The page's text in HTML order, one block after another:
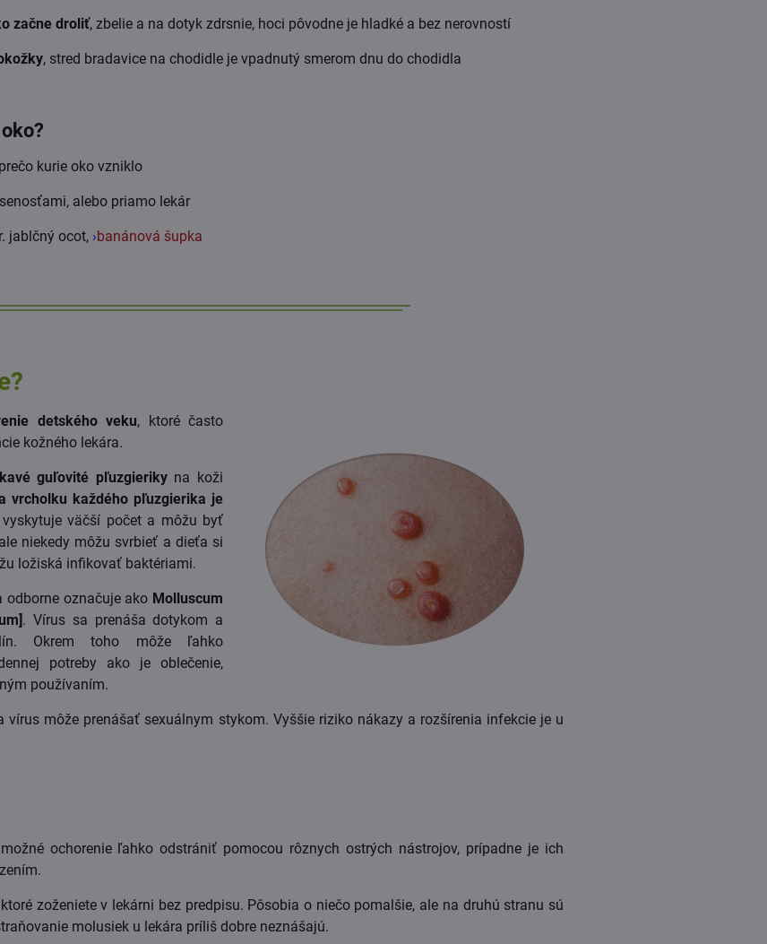
začne droliť, zbelie a na dotyk zdrsnie, hoci pôvodne je hladké a bez nerovností
, stred bradavice na chodidle je vpadnutý smerom dnu do chodidla
kurie oko vzniklo
alebo priamo lekár
jablčný ocot, ›banánová šupka
detského veku, ktoré často
kožného lekára.
guľovité pľuzgierikyna koži
vrcholku každého pľuzgierika je
väčší počet a môžu byť
niekedy môžu svrbieť a dieťa si
ložiská infikovať baktériami.
odborne označuje ako Molluscum
. Vírus sa prenáša dotykom a
Okrem toho môže ľahko
potreby ako je oblečenie,
používaním.
vírus môže prenášať sexuálnym stykom. Vyššie riziko nákazy a rozšírenia infekcie je u
ochorenie ľahko odstrániť pomocou rôznych ostrých nástrojov, prípadne je ich
zoženiete v lekárni bez predpisu. Pôsobia o niečo pomalšie, ale na druhú stranu sú
molusiek u lekára príliš dobre neznášajú.